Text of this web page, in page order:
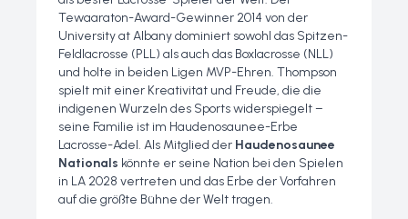
Tewaaraton-Award-Gewinner 2014 von der
University at Albany dominiert sowohl das Spitzen-
Feldlacrosse (PLL) als auch das Boxlacrosse (NLL)
und holte in beiden Ligen MVP-Ehren. Thompson
spielt mit einer Kreativität und Freude, die die
indigenen Wurzeln des Sports widerspiegelt –
seine Familie ist im Haudenosaunee-Erbe
Lacrosse-Adel. Als Mitglied der Haudenosaunee
Nationals könnte er seine Nation bei den Spielen
in LA 2028 vertreten und das Erbe der Vorfahren
auf die größte Bühne der Welt tragen.